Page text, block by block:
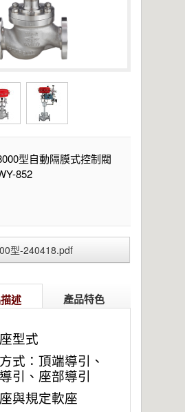
型自動隔膜式控制閥
852
型-240418.pdf
述 產品特色
型式
式：頂端導引、
引、座部導引
與規定軟座